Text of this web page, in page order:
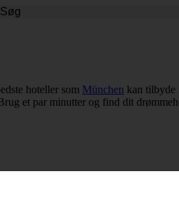
Søg
hoteller som München kan tilbyde
et par minutter og find dit